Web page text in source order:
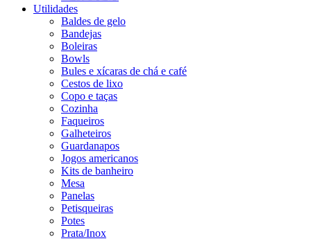
Utilidades
Baldes de gelo
Bandejas
Boleiras
Bowls
Bules e xícaras de chá e café
Cestos de lixo
Copo e taças
Cozinha
Faqueiros
Galheteiros
Guardanapos
Jogos americanos
Kits de banheiro
Mesa
Panelas
Petisqueiras
Potes
Prata/Inox